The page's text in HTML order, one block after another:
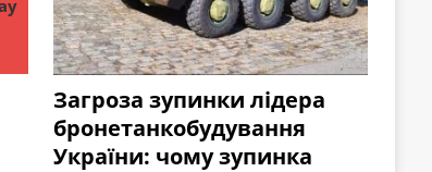
Загроза зупинки лідера
бронетанкобудування
України: чому зупинка